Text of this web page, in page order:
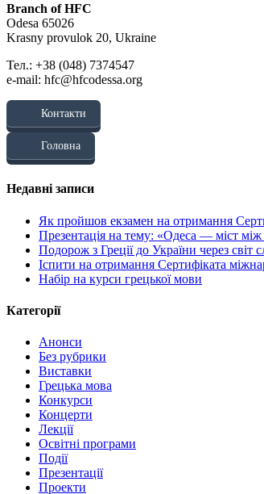
Branch of HFC
Odesa 65026
Krasny provulok 20, Ukraine
Тел.: +38 (048) 7374547
e-mail: hfc@hfcodessa.org
Контакти
Головна
Недавні записи
Як пройшов екзамен на отримання
Презентація на тему: «Одеса — міст
Подорож з Греції до України через світ
Іспити на отримання Сертифіката
Набір на курси грецької мови
Категорії
Анонси
Без рубрики
Виставки
Грецька мова
Конкурси
Концерти
Лекції
Освітні програми
Події
Презентації
Проекти